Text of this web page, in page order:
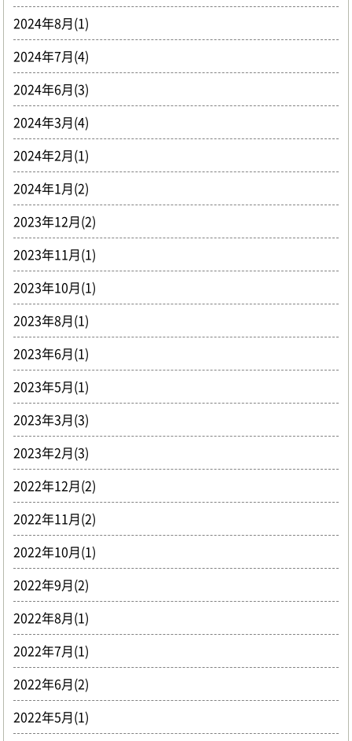
2024年8月(1)
2024年7月(4)
2024年6月(3)
2024年3月(4)
2024年2月(1)
2024年1月(2)
2023年12月(2)
2023年11月(1)
2023年10月(1)
2023年8月(1)
2023年6月(1)
2023年5月(1)
2023年3月(3)
2023年2月(3)
2022年12月(2)
2022年11月(2)
2022年10月(1)
2022年9月(2)
2022年8月(1)
2022年7月(1)
2022年6月(2)
2022年5月(1)